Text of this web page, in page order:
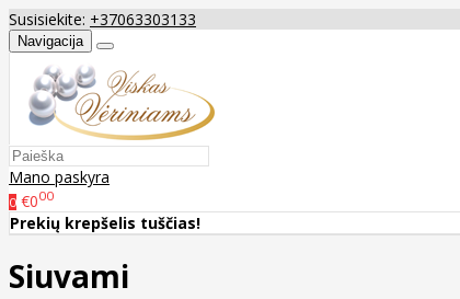
Susisiekite: +37063303133
Navigacija
Mano paskyra
0 €000
Prekių krepšelis tuščias!
Siuvami